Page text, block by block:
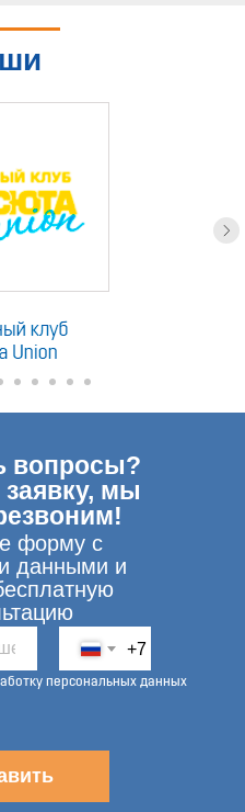
+7
персональных данных
вопросы?
заявку, мы
форму с
данными и